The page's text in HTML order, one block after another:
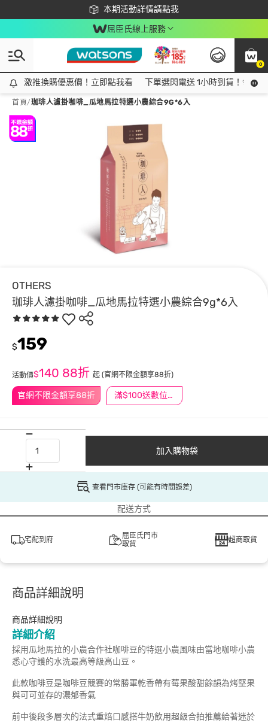
本期活動詳情請點我
下載app最高回饋$350
屈臣氏線上服務
0
激推換購優惠價！立即點我看
激推換購優惠價！立即點我看 下單選閃電送 1小時到貨！領神
首頁/珈琲人濾掛咖啡_瓜地馬拉特選小農綜合9G*6入
OTHERS
珈琲人濾掛咖啡_瓜地馬拉特選小農綜合9g*6入
官網不限金額享88折 滿$100送數位印花
$159
活動價$140 88折 起 (官網不限金額享88折)
加入購物袋
查看門市庫存 (可能有時間誤差)
配送方式
宅配到府
屈臣氏門市
取貨
超商取貨
商品詳細說明
商品詳細說明
詳細介紹
採用瓜地馬拉的小農合作社咖啡豆的特選小農風味由當地咖啡小農
悉心守護的水洗最高等級高山豆。
此款咖啡豆是咖啡豆競賽的常勝軍乾香帶有莓果酸甜餘韻為烤堅果
與可可並存的濃郁香氣
前中後段多層次的法式重焙口感搭牛奶飲用超級合拍推薦給著迷於